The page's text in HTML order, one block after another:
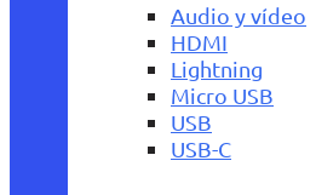
Audio y vídeo
HDMI
Lightning
Micro USB
USB
USB-C